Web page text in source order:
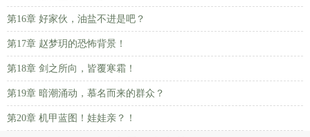
第16章 好家伙，油盐不进是吧？
第17章 赵梦玥的恐怖背景！
第18章 剑之所向，皆覆寒霜！
第19章 暗潮涌动，慕名而来的群众？
第20章 机甲蓝图！娃娃亲？！